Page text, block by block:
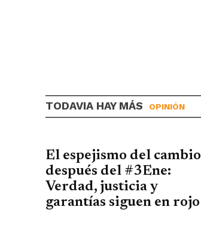
TODAVIA HAY MÁS OPINIÓN
El espejismo del cambio
después del #3Ene:
Verdad, justicia y
garantías siguen en rojo